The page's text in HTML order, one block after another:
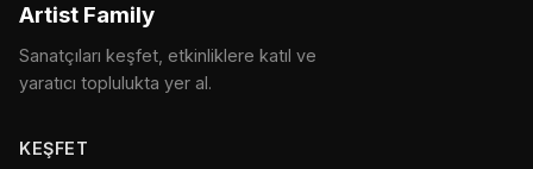
Artist Family
Sanatçıları keşfet, etkinliklere katıl ve
yaratıcı toplulukta yer al.
KEŞFET